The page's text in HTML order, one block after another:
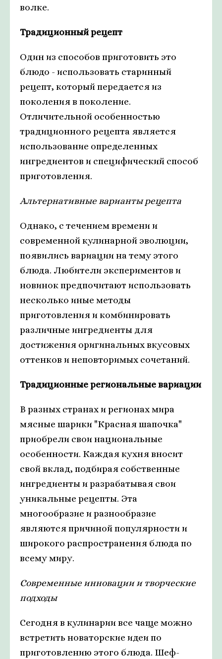
волке.
Традиционный рецепт
Один из способов приготовить это
блюдо - использовать старинный
рецепт, который передается из
поколения в поколение.
Отличительной особенностью
традиционного рецепта является
использование определенных
ингредиентов и специфический способ
приготовления.
Альтернативные варианты рецепта
Однако, с течением времени и
современной кулинарной эволюции,
появились вариации на тему этого
блюда. Любители экспериментов и
новинок предпочитают использовать
несколько иные методы
приготовления и комбинировать
различные ингредиенты для
достижения оригинальных вкусовых
оттенков и неповторимых сочетаний.
Традиционные региональные вариации
В разных странах и регионах мира
мясные шарики "Красная шапочка"
приобрели свои национальные
особенности. Каждая кухня вносит
свой вклад, подбирая собственные
ингредиенты и разрабатывая свои
уникальные рецепты. Эта
многообразие и разнообразие
являются причиной популярности и
широкого распространения блюда по
всему миру.
Современные инновации и творческие
подходы
Сегодня в кулинарии все чаще можно
встретить новаторские идеи по
приготовлению этого блюда. Шеф-